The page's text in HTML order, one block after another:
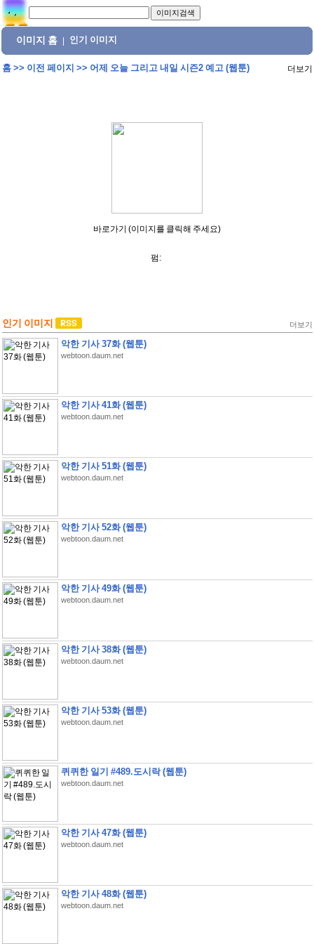
이미지 홈 인기 이미지
홈>> 이전 페이지 >> 어제 오늘 그리고 내일 시즌2 예고 (웹툰) 더보기
바로가기 (이미지를 클릭해 주세요)
펌:
인기 이미지 더보기
악한 기사 37화 (웹툰)
webtoon.daum.net
악한 기사 41화 (웹툰)
webtoon.daum.net
악한 기사 51화 (웹툰)
webtoon.daum.net
악한 기사 52화 (웹툰)
webtoon.daum.net
악한 기사 49화 (웹툰)
webtoon.daum.net
악한 기사 38화 (웹툰)
webtoon.daum.net
악한 기사 53화 (웹툰)
webtoon.daum.net
퀴퀴한 일기 #489.도시락 (웹툰)
webtoon.daum.net
악한 기사 47화 (웹툰)
webtoon.daum.net
악한 기사 48화 (웹툰)
webtoon.daum.net